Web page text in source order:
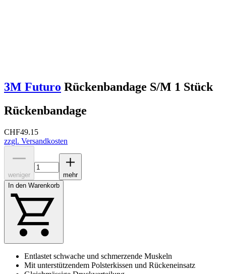
3M Futuro Rückenbandage S/M 1 Stück
Rückenbandage
CHF49.15
zzgl. Versandkosten
weniger
mehr
In den Warenkorb
Entlastet schwache und schmerzende Muskeln
Mit unterstützendem Polsterkissen und Rückeneinsatz